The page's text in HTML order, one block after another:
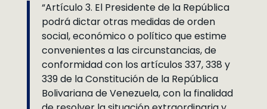
“Artículo 3. El Presidente de la República
podrá dictar otras medidas de orden
social, económico o político que estime
convenientes a las circunstancias, de
conformidad con los artículos 337, 338 y
339 de la Constitución de la República
Bolivariana de Venezuela, con la finalidad